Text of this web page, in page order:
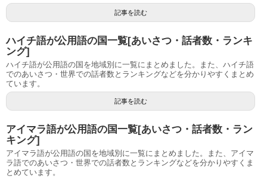
記事を読む
ハイチ語が公用語の国一覧[あいさつ・話者数・ランキ
ング]
ハイチ語が公用語の国を地域別に一覧にまとめました。また、ハイチ語
でのあいさつ・世界での話者数とランキングなどを分かりやすくまとめ
ています。
記事を読む
アイマラ語が公用語の国一覧[あいさつ・話者数・ラン
キング]
アイマラ語が公用語の国を地域別に一覧にまとめました。また、アイマ
ラ語でのあいさつ・世界での話者数とランキングなどを分かりやすくま
とめています。